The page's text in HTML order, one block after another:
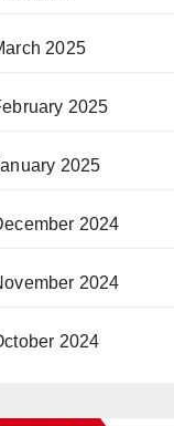
2025
2025
2025
2024
2024
2024